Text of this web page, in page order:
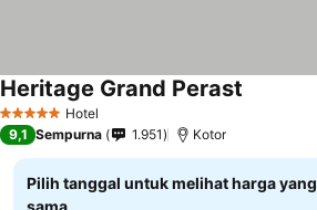
5 Bintang Hotel
Heritage Grand Perast
9,1 Sempurna 1.951 Kotor
Pilih tanggal untuk melihat harga yang
sama